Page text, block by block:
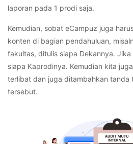
laporan pada 1 prodi saja.
Kemudian, sobat eCampuz juga
konten di bagian pendahuluan,
fakultas, ditulis siapa Dekannya.
siapa Kaprodinya. Kemudian kita
terlibat dan juga ditambahkan tanda
tersebut.